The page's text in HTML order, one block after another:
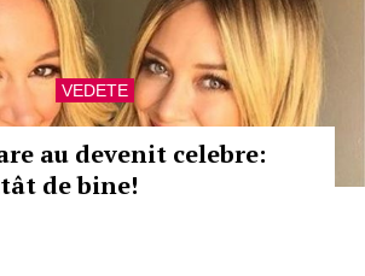
VEDETE
au devenit celebre:
de bine!